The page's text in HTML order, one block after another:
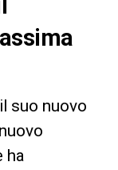
suo nuovo
ha